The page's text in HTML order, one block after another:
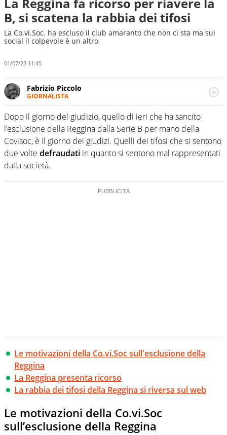
B, si scatena la rabbia dei tifosi
La Co.vi.Soc. ha escluso il club amaranto che non ci sta ma sui
social il colpevole è un altro
01/07/23 11:45
Fabrizio Piccolo
GIORNALISTA
Nella sua carriera ha seguito numerose manifestazioni
sportive e collaborato con agenzie e testate. Esperienza,
competenza, conoscenza e memoria storica. Si occupa
prevalentemente di calcio
Dopo il giorno del giudizio, quello di ieri che ha sancito
l’esclusione della Reggina dalla Serie B per mano della
Covisoc, è il giorno dei giudizi. Quelli dei tifosi che si sentono
due volte defraudati in quanto si sentono mal rappresentati
dalla società.
Le motivazioni della Co.vi.Soc sull'esclusione della
Reggina
La Reggina presenta ricorso
La rabbia dei tifosi della Reggina si riversa sul web
Le motivazioni della Co.vi.Soc
sull’esclusione della Reggina